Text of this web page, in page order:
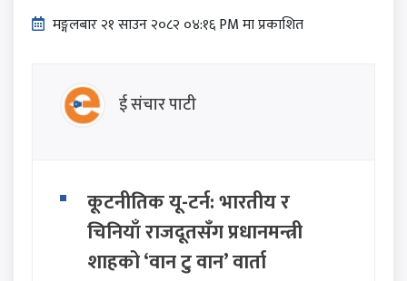
मङ्गलबार २१ साउन २०८२ ०४:१६ PM मा प्रकाशित
ई संचार पाटी
कूटनीतिक यू-टर्न: भारतीय र
चिनियाँ राजदूतसँग प्रधानमन्त्री
शाहको ‘वान टु वान’ वार्ता